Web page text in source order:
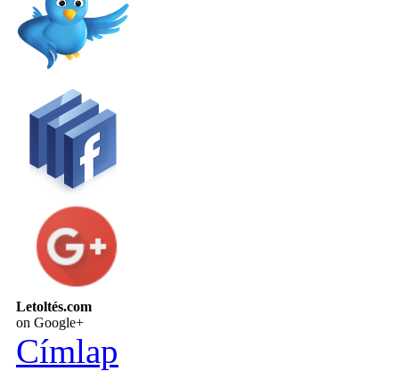
Letoltés.com
on Google+
Címlap